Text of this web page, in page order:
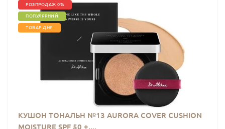
РОЗПРОДАЖ 0%
ПОПУЛЯРНИЙ
ТОВАР ДНЯ
КУШОН ТОНАЛЬН №13 AURORA COVER CUSHION
MOISTURE SPF 50 +,...